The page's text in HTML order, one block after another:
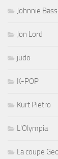
Johnnie
Jon Lord
judo
K-POP
Kurt Pietro
L'Olympia
La coupe